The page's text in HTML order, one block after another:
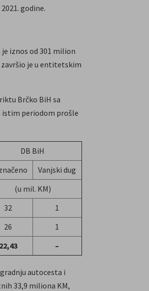
godine.
iznos od 301 milion
završio je u entitetskim
Brčko BiH sa
istim periodom prošle
DB BiH
Vanjski dug
(u mil. KM)
32
1
26
1
22,43 –
autocesta i
33,9 miliona KM,